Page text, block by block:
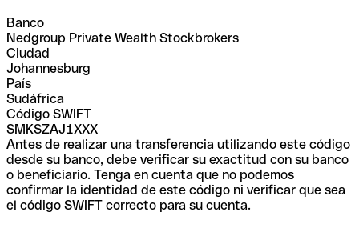
Banco
Nedgroup Private Wealth Stockbrokers
Ciudad
Johannesburg
País
Sudáfrica
Código SWIFT
SMKSZAJ1XXX
Antes de realizar una transferencia utilizando este código
desde su banco, debe verificar su exactitud con su banco
o beneficiario. Tenga en cuenta que no podemos
confirmar la identidad de este código ni verificar que sea
el código SWIFT correcto para su cuenta.